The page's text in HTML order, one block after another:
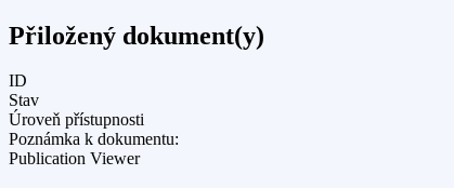
Přiložený dokument(y)
ID
Stav
Úroveň přístupnosti
Poznámka k dokumentu:
Publication Viewer